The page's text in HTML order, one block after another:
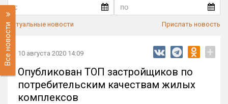
Актуальные новости Прислать новость
Все новости 10 августа 2020 14:09 +
Опубликован ТОП застройщиков по
потребительским качествам жилых
комплексов